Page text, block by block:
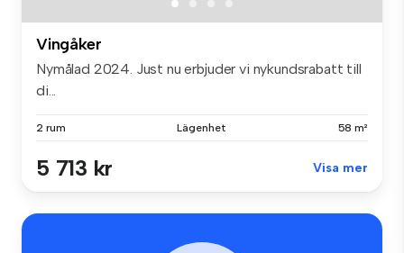
Vingåker
Nymålad 2024. Just nu erbjuder vi nykundsrabatt till
di...
2 rum Lägenhet 58 m²
5 713 kr Visa mer